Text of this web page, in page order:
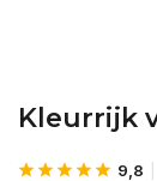
Kleurrijk
9,8